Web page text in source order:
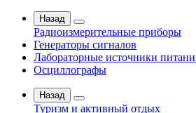
Назад
Радиоизмерительные приборы
Генераторы сигналов
Лабораторные источники
Осциллографы
Назад
Туризм и активный отдых